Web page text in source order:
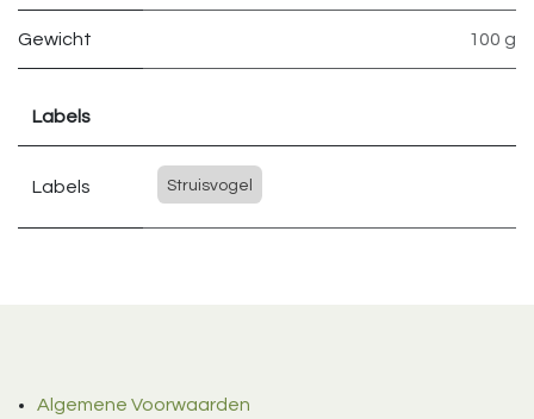
Gewicht 100 g
Labels
Labels Struisvogel
Algemene Voorwaarden